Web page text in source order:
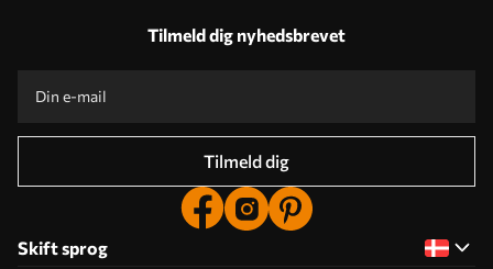
Tilmeld dig nyhedsbrevet
Tilmeld dig
Skift sprog